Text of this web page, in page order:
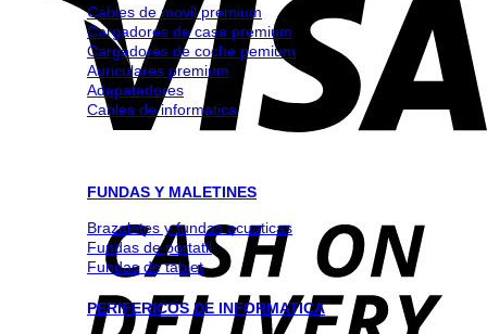
Cables de movil premium
Cargadores de casa premium
Cargadores de coche pemium
Auriculares premium
Adapatadores
Cables de informatica
FUNDAS Y MALETINES
Brazaletes y fundas acuaticas
Fundas de portatil
Fundas de tablet
PERIFERICOS DE INFORMATICA